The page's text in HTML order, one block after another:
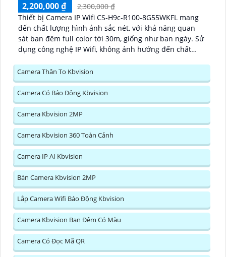
2,200,000 ₫
2,300,000 ₫
Thiết bị Camera IP Wifi CS-H9c-R100-8G55WKFL mang
đến chất lượng hình ảnh sắc nét, với khả năng quan
sát ban đêm full color tới 30m, giống như ban ngày. Sử
dụng công nghệ IP Wifi, không ảnh hưởng đến chất
Camera Thân To Kbvision
Camera Có Báo Động Kbvision
Camera Kbvision 2MP
Camera Kbvision 360 Toàn Cảnh
Camera IP AI Kbvision
Bán Camera Kbvision 2MP
Lắp Camera Wifi Báo Động Kbvision
Camera Kbvision Ban Đêm Có Màu
Camera Có Đọc Mã QR